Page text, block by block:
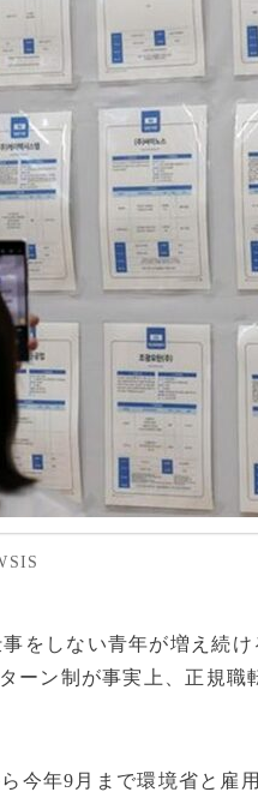
をしない青年が増え続
ーン制が事実上、正規
今年9月まで環境省と雇